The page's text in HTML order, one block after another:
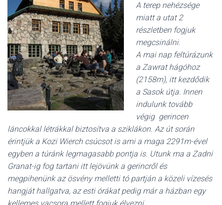
A terep nehézsége
miatt a utat 2
részletben fogjuk
megcsinálni.
A mai nap feltúrázunk
a Zawrat hágóhoz
(2158m), itt kezdődik
a Sasok útja. Innen
indulunk tovább
végig gerincen
láncokkal létrákkal biztosítva a sziklákon. Az út során
érintjük a Kozi Wierch csúcsot is ami a maga 2291m-ével
egyben a túránk legmagasabb pontja is. Utunk ma a Zadni
Granat-ig fog tartani itt lejövünk a gerincről és
megpihenünk az ösvény melletti tó partján a közeli vízesés
hangját hallgatva, az esti órákat pedig már a házban egy